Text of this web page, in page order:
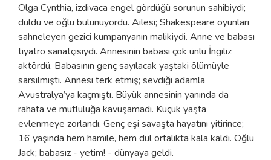
Olga Cynthia, izdivaca engel gördüğü sorunun sahibiydi;
duldu ve oğlu bulunuyordu. Ailesi; Shakespeare oyunları
sahneleyen gezici kumpanyanın malikiydi. Anne ve babası
tiyatro sanatçısıydı. Annesinin babası çok ünlü İngiliz
aktördü. Babasının genç sayılacak yaştaki ölümüyle
sarsılmıştı. Annesi terk etmiş; sevdiği adamla
Avustralya’ya kaçmıştı. Büyük annesinin yanında da
rahata ve mutluluğa kavuşamadı. Küçük yaşta
evlenmeye zorlandı. Genç eşi savaşta hayatını yitirince;
16 yaşında hem hamile, hem dul ortalıkta kala kaldı. Oğlu
Jack; babasız - yetim! - dünyaya geldi.